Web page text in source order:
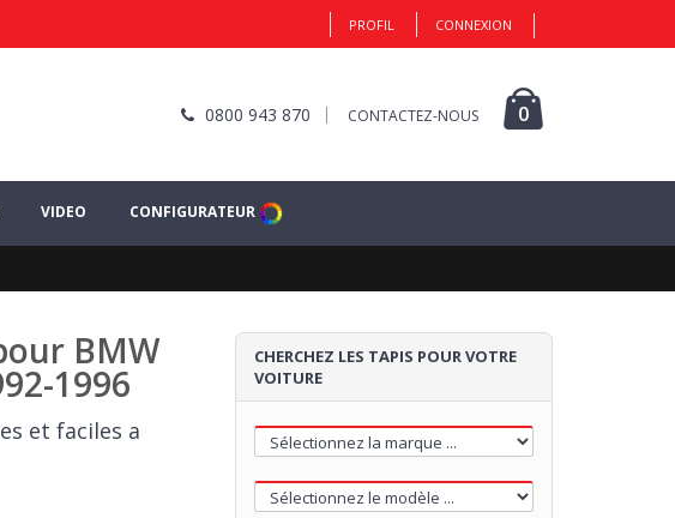
PROFIL CONNEXION
0800 943 870 CONTACTEZ-NOUS 0
VIDEO CONFIGURATEUR
BMW
1996
et faciles a
Cliquez ici pour commencer
CHERCHEZ LES TAPIS POUR VOTRE
VOITURE